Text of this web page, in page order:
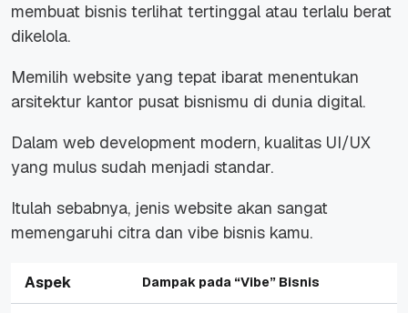
membuat bisnis terlihat tertinggal atau terlalu berat
dikelola.
Memilih website yang tepat ibarat menentukan
arsitektur kantor pusat bisnismu di dunia digital.
Dalam web development modern, kualitas UI/UX
yang mulus sudah menjadi standar.
Itulah sebabnya, jenis website akan sangat
memengaruhi citra dan vibe bisnis kamu.
Aspek Dampak pada “Vibe” Bisnis